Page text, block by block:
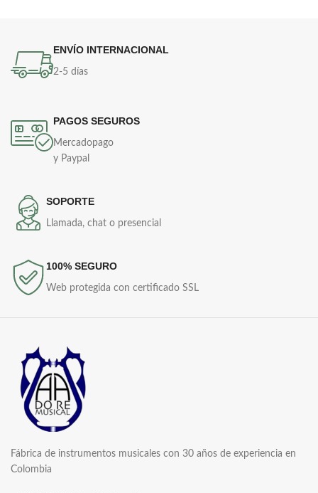
ENVÍO INTERNACIONAL
2-5 días
PAGOS SEGUROS
Mercadopago
y Paypal
SOPORTE
Llamada, chat o presencial
100% SEGURO
Web protegida con certificado SSL
Fábrica de instrumentos musicales con 30 años de experiencia en
Colombia